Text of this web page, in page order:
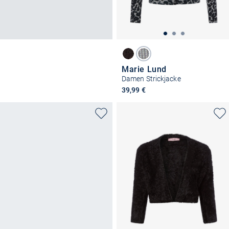
Marie Lund
Damen Strickjacke
39,99 €